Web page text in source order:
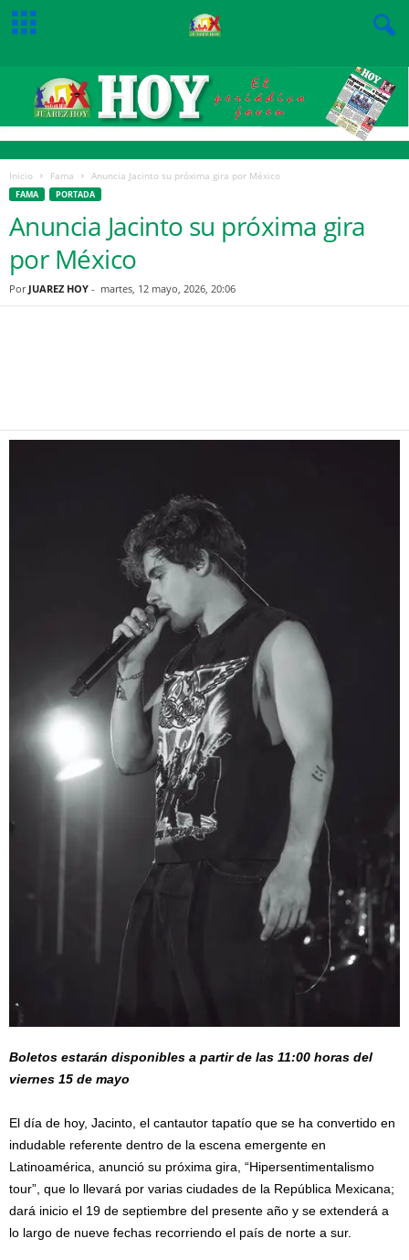
Inicio Fama Anuncia Jacinto su próxima gira por México
FAMA PORTADA
Anuncia Jacinto su próxima gira
por México
Por JUAREZ HOY - martes, 12 mayo, 2026, 20:06
Boletos estarán disponibles a partir de las 11:00 horas del
viernes 15 de mayo
El día de hoy, Jacinto, el cantautor tapatío que se ha convertido en
indudable referente dentro de la escena emergente en
Latinoamérica, anunció su próxima gira, “Hipersentimentalismo
tour”, que lo llevará por varias ciudades de la República Mexicana;
dará inicio el 19 de septiembre del presente año y se extenderá a
lo largo de nueve fechas recorriendo el país de norte a sur.